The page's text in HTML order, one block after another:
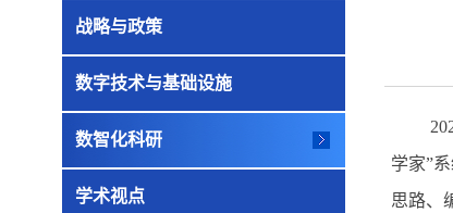
战略与政策
数字技术与基础设施
数智化科研
学术视点
学家”
思路、